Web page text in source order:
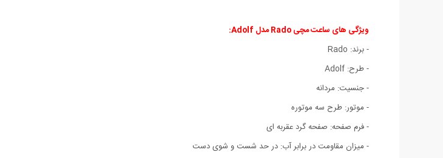
ویژگی های ساعت مچی Rado مدل Adolf:
- برند: Rado
- طرح: Adolf
- جنسیت: مردانه
- موتور: طرح سه موتوره
- فرم صفحه: صفحه گرد عقربه ای
- میزان مقاومت در برابر آب: در حد شست و شوی دست